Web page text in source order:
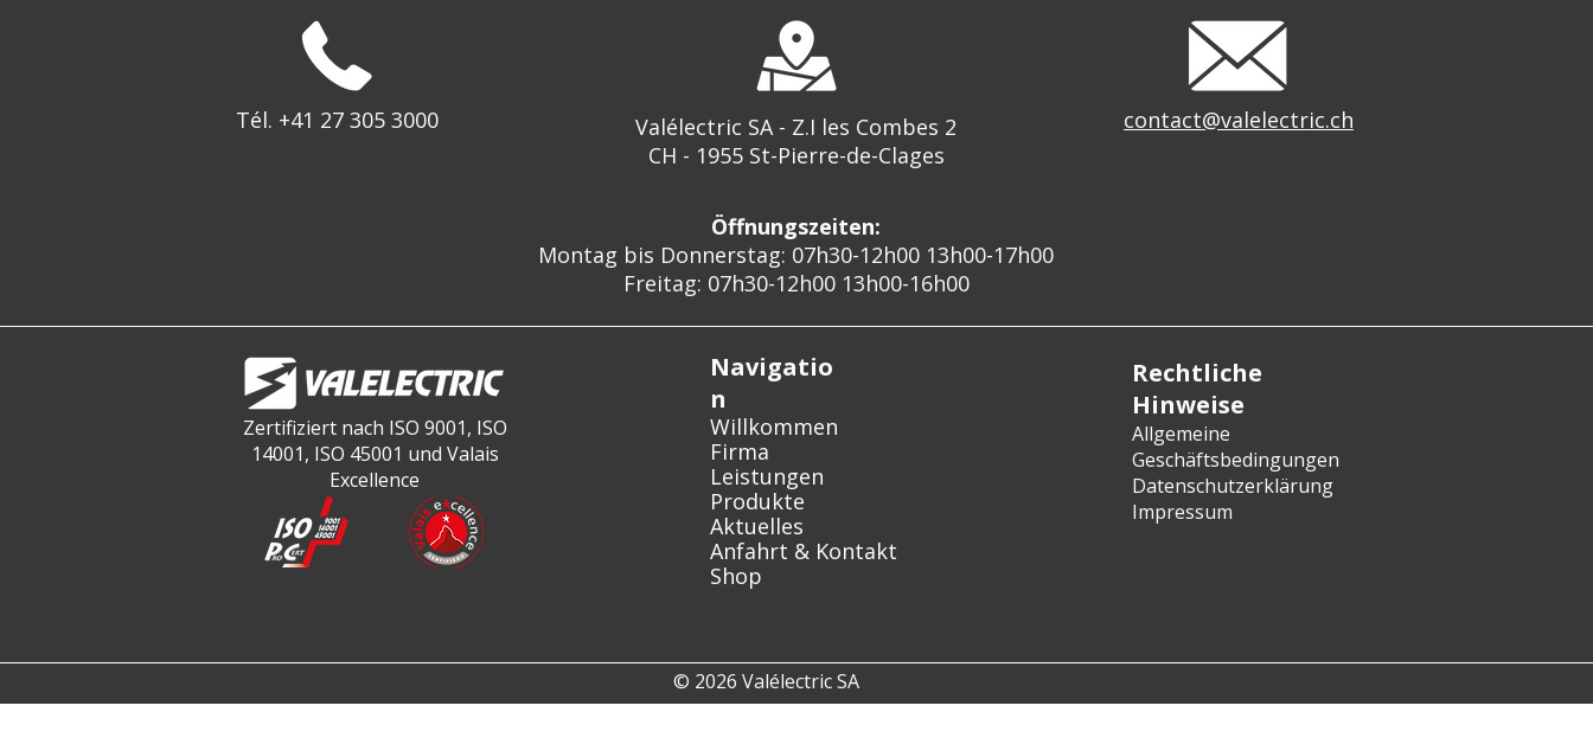
Tél. +41 27 305 3000
Valélectric SA - Z.I les Combes 2
CH - 1955 St-Pierre-de-Clages
contact@valelectric.ch
Öffnungszeiten:
Montag bis Donnerstag: 07h30-12h00 13h00-17h00
Freitag: 07h30-12h00 13h00-16h00
Zertifiziert nach ISO 9001, ISO
14001, ISO 45001 und Valais
Excellence
Navigatio
n
Willkommen
Firma
Leistungen
Produkte
Aktuelles
Anfahrt & Kontakt
Shop
Rechtliche
Hinweise
Allgemeine
Geschäftsbedingungen
Datenschutzerklärung
Impressum
© 2026 Valélectric SA